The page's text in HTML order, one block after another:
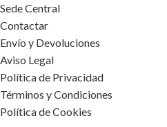
Sede Central
Contactar
Envío y Devoluciones
Aviso Legal
Política de Privacidad
Términos y Condiciones
Política de Cookies